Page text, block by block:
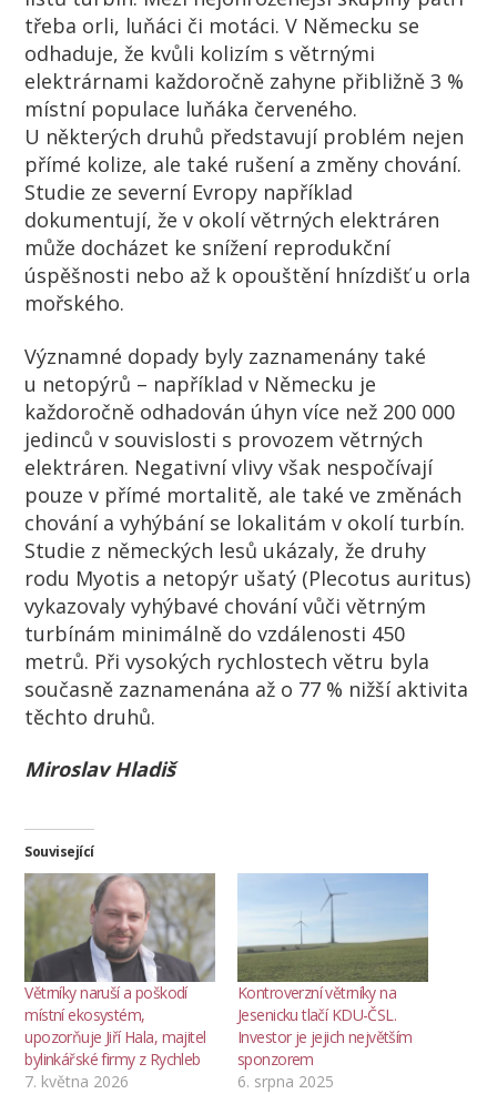
třeba orli, luňáci či motáci. V Německu se
odhaduje, že kvůli kolizím s větrnými
elektrárnami každoročně zahyne přibližně 3 %
místní populace luňáka červeného.
U některých druhů představují problém nejen
přímé kolize, ale také rušení a změny chování.
Studie ze severní Evropy například
dokumentují, že v okolí větrných elektráren
může docházet ke snížení reprodukční
úspěšnosti nebo až k opouštění hnízdišť u orla
mořského.
Významné dopady byly zaznamenány také
u netopýrů – například v Německu je
každoročně odhadován úhyn více než 200 000
jedinců v souvislosti s provozem větrných
elektráren. Negativní vlivy však nespočívají
pouze v přímé mortalitě, ale také ve změnách
chování a vyhýbání se lokalitám v okolí turbín.
Studie z německých lesů ukázaly, že druhy
rodu Myotis a netopýr ušatý (Plecotus auritus)
vykazovaly vyhýbavé chování vůči větrným
turbínám minimálně do vzdálenosti 450
metrů. Při vysokých rychlostech větru byla
současně zaznamenána až o 77 % nižší aktivita
těchto druhů.
Miroslav Hladiš
Související
Větrníky naruší a poškodí
místní ekosystém,
upozorňuje Jiří Hala, majitel
bylinkářské firmy z Rychleb
7. května 2026
Kontroverzní větrníky na
Jesenicku tlačí KDU-ČSL.
Investor je jejich největším
sponzorem
6. srpna 2025